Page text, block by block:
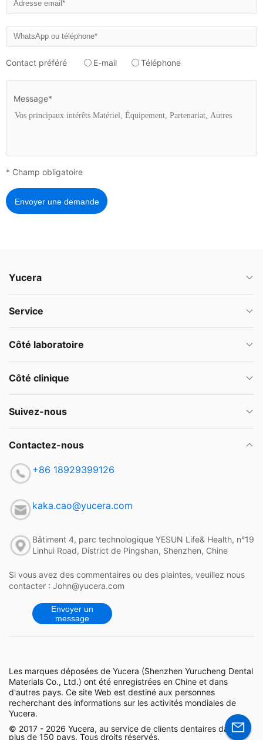
Contact préféré E-mail Téléphone
Message*
* Champ obligatoire
Envoyer une demande
Yucera
Service
Côté laboratoire
Côté clinique
Suivez-nous
Contactez-nous
+86 18929399126
kaka.cao@yucera.com
Bâtiment 4, parc technologique YESUN Life& Health, n°19
Linhui Road, District de Pingshan, Shenzhen, Chine
Si vous avez des commentaires ou des plaintes, veuillez nous
contacter : John@yucera.com
Envoyer un
message
Les marques déposées de Yucera (Shenzhen Yurucheng Dental
Materials Co., Ltd.) ont été enregistrées en Chine et dans
d'autres pays. Ce site Web est destiné aux personnes
recherchant des informations sur les activités mondiales de
Yucera.
© 2017 - 2026 Yucera, au service de clients dentaires dans
plus de 150 pays. Tous droits réservés.